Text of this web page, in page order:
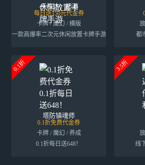
卢希达：起源
每日送150元代金券
卡牌 / 魔幻 / 横版
一款高爆率二次元休闲放置卡牌手游
都
0.1折
塔防镇魂师
0.1折免费代金券
卡牌 / 魔幻 / 养成
0.1折每日送648！
3.5折
线